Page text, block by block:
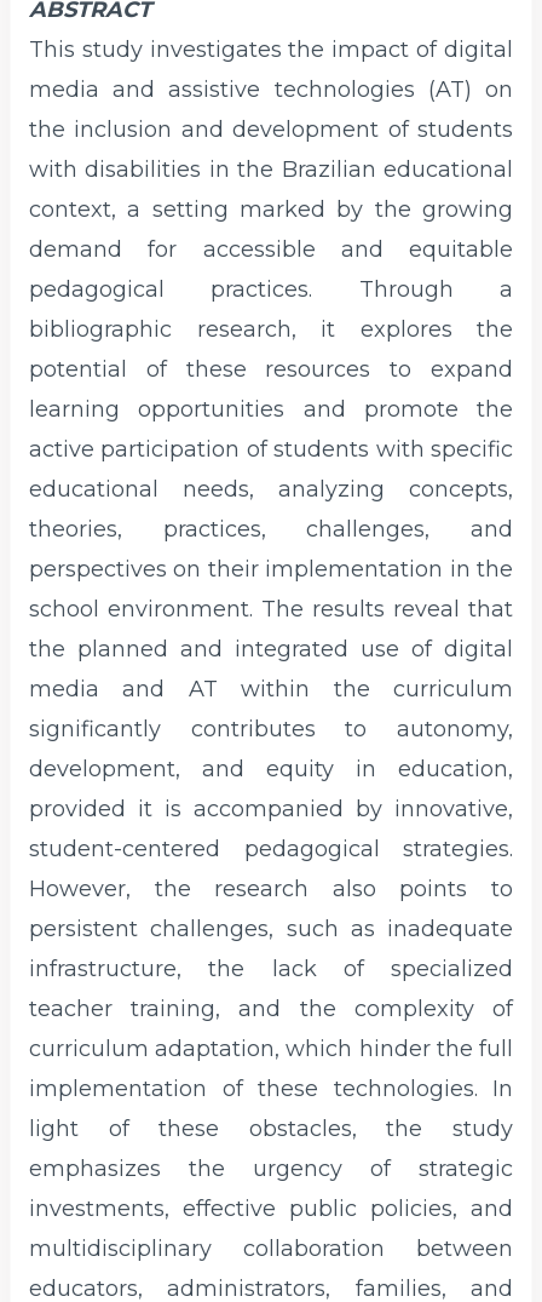
ABSTRACT
This study investigates the impact of digital
media and assistive technologies (AT) on
the inclusion and development of students
with disabilities in the Brazilian educational
context, a setting marked by the growing
demand for accessible and equitable
pedagogical practices. Through a
bibliographic research, it explores the
potential of these resources to expand
learning opportunities and promote the
active participation of students with specific
educational needs, analyzing concepts,
theories, practices, challenges, and
perspectives on their implementation in the
school environment. The results reveal that
the planned and integrated use of digital
media and AT within the curriculum
significantly contributes to autonomy,
development, and equity in education,
provided it is accompanied by innovative,
student-centered pedagogical strategies.
However, the research also points to
persistent challenges, such as inadequate
infrastructure, the lack of specialized
teacher training, and the complexity of
curriculum adaptation, which hinder the full
implementation of these technologies. In
light of these obstacles, the study
emphasizes the urgency of strategic
investments, effective public policies, and
multidisciplinary collaboration between
educators, administrators, families, and